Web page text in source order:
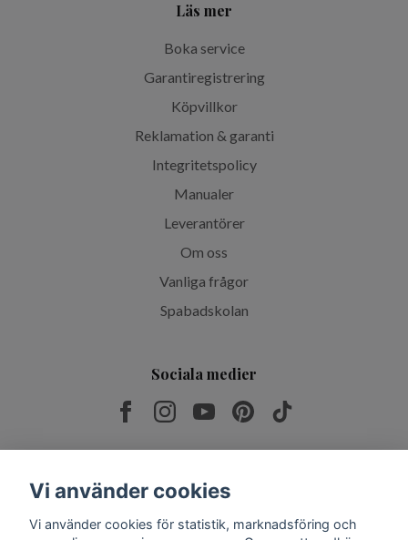
Läs mer
Boka service
Garantiregistrering
Köpvillkor
Reklamation & garanti
Integritetspolicy
Manualer
Leverantörer
Om oss
Vanliga frågor
Spabadskolan
Sociala medier
Prenumerera på vårt nyhetsbrev
Prenumerera
Vi använder cookies
Vi använder cookies för statistik, marknadsföring och